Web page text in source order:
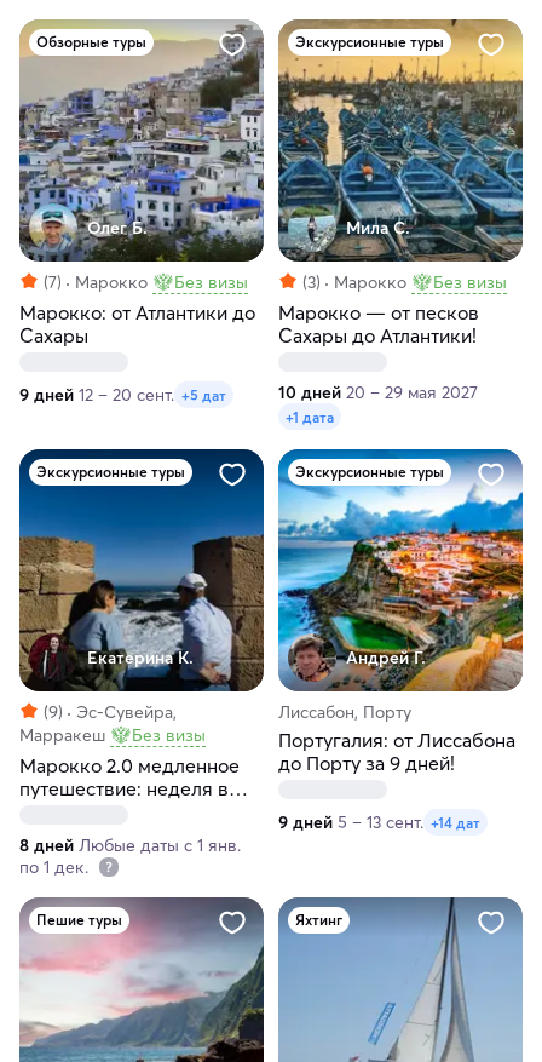
Обзорные туры
Олег Б.
(7) Марокко Без визы
Марокко: от Атлантики до
Сахары
9 дней 12 – 20 сент. +5 дат
Экскурсионные туры
Мила С.
(3) Марокко Без визы
Марокко — от песков
Сахары до Атлантики!
10 дней 20 – 29 мая 2027
+1 дата
Экскурсионные туры
Екатерина К.
(9)
Эс-Сувейра,
Марракеш
Без визы
Марокко 2.0 медленное
путешествие: неделя в
8 дней Любые даты с 1 янв.
по 1 дек.
Экскурсионные туры
Андрей Г.
Лиссабон, Порту
Португалия: от Лиссабона
до Порту за 9 дней!
9 дней 5 – 13 сент. +14 дат
Пешие туры Яхтинг